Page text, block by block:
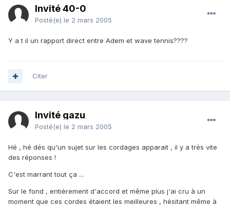
Invité 40-0
Posté(e) le 2 mars 2005
Y a t il un rapport direct entre Adem et wave tennis????
Citer
Invité gazu
Posté(e) le 2 mars 2005
Hé , hé dés qu'un sujet sur les cordages apparait , il y a trés vite
des réponses !
C'est marrant tout ça ...
Sur le fond , entièrement d'accord et même plus j'ai cru à un
moment que ces cordes étaient les meilleures , hésitant même à